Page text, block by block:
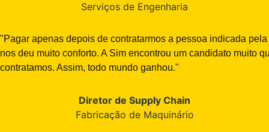
Serviços de Engenharia
"Pagar apenas depois de contratarmos a pessoa indicada
nos deu muito conforto. A Sim encontrou um candidato muito
contratamos. Assim, todo mundo ganhou."
Diretor de Supply Chain
Fabricação de Maquinário